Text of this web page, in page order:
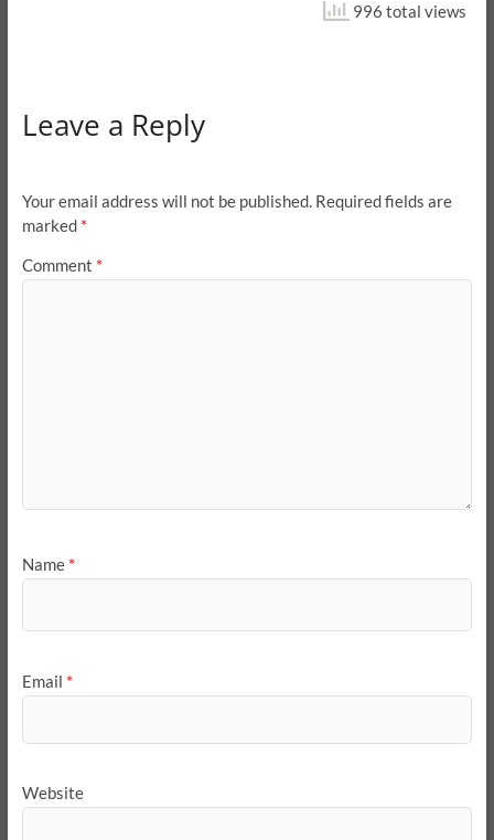
996 total views
Leave a Reply
Your email address will not be published. Required fields are
marked *
Comment *
Name *
Email *
Website